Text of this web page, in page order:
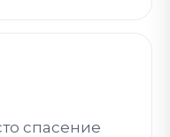
спасение